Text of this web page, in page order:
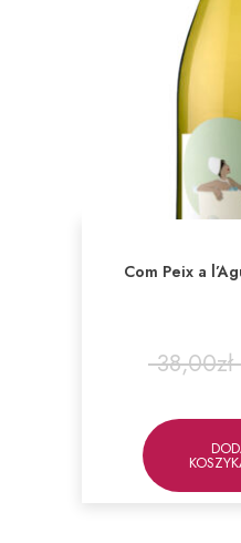
Com Peix a
38,00zł